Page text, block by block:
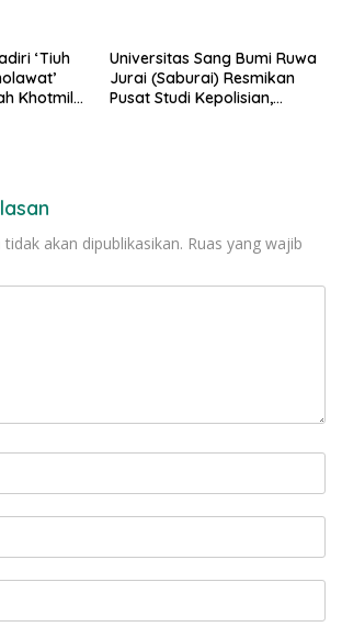
‘Tiuh
Khotmil
Universitas Sang Bumi Ruwa
Jurai (Saburai) Resmikan
Pusat Studi Kepolisian,
akan dipublikasikan. Ruas yang wajib